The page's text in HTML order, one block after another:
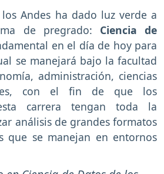
Andes ha dado luz verde a
de pregrado: Ciencia de
en el día de hoy para
se manejará bajo la facultad
administración, ciencias
con el fin de que los
carrera tengan toda la
análisis de grandes formatos
que se manejan en entornos